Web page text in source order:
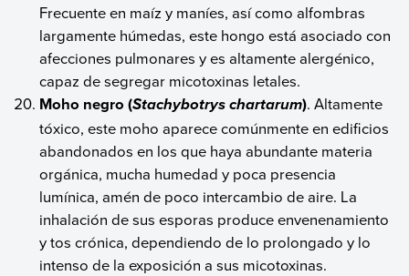
Frecuente en maíz y maníes, así como alfombras
largamente húmedas, este hongo está asociado con
afecciones pulmonares y es altamente alergénico,
capaz de segregar micotoxinas letales.
Moho negro (Stachybotrys chartarum). Altamente
tóxico, este moho aparece comúnmente en edificios
abandonados en los que haya abundante materia
orgánica, mucha humedad y poca presencia
lumínica, amén de poco intercambio de aire. La
inhalación de sus esporas produce envenenamiento
y tos crónica, dependiendo de lo prolongado y lo
intenso de la exposición a sus micotoxinas.